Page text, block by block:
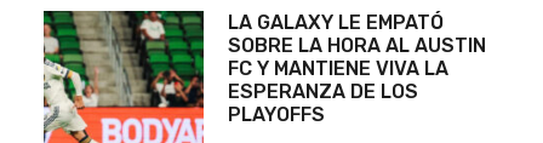
LA GALAXY LE EMPATÓ
SOBRE LA HORA AL AUSTIN
FC Y MANTIENE VIVA LA
ESPERANZA DE LOS
PLAYOFFS